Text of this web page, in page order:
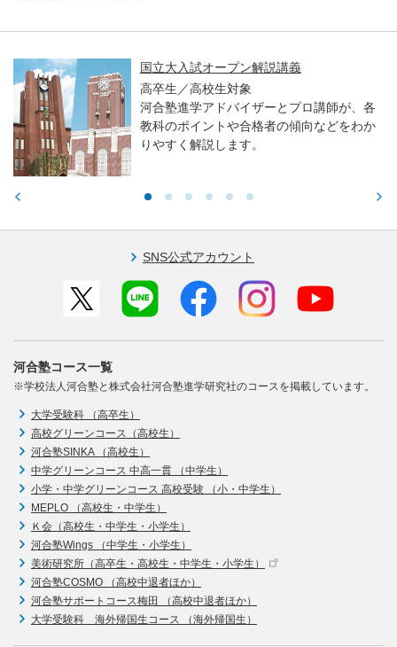
国立大入試オープン解説講義
高卒生／高校生対象
河合塾進学アドバイザーとプロ講師が、各
教科のポイントや合格者の傾向などをわか
りやすく解説します。
SNS公式アカウント
河合塾コース一覧
※学校法人河合塾と株式会社河合塾進学研究社のコースを掲載しています。
大学受験科 （高卒生）
高校グリーンコース（高校生）
河合塾SINKA （高校生）
中学グリーンコース 中高一貫 （中学生）
小学・中学グリーンコース 高校受験 （小・中学生）
MEPLO （高校生・中学生）
Ｋ会（高校生・中学生・小学生）
河合塾Wings （中学生・小学生）
美術研究所（高卒生・高校生・中学生・小学生）
河合塾COSMO （高校中退者ほか）
河合塾サポートコース梅田 （高校中退者ほか）
大学受験科 海外帰国生コース （海外帰国生）